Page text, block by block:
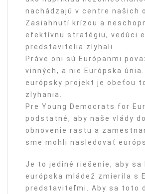
nachádzajú v centre našich
Zasiahnutí krízou a
efektívnu stratégiu, vedúci
predstavitelia zlyhali.
Práve oni sú Európanmi
vinných, a nie Európska únia.
európsky projekt je obeťou
zlyhania.
Pre Young Democrats for
podstatné, aby naše vlády
obnovenie rastu a
sme mohli nasledovať
Je to jediné riešenie, aby sa
európska mládež zmierila s
predstaviteľmi. Aby sa toto